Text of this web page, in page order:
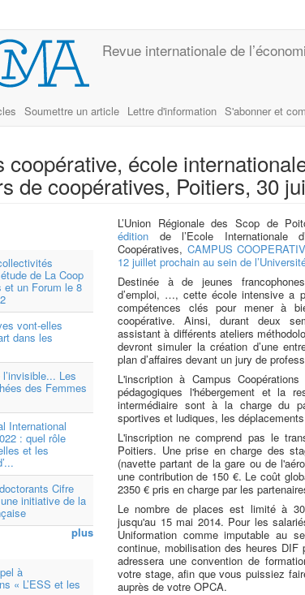
Revue internationale de
Soumettre un article Lettre d'information S'abonner et
coopérative, école
de coopératives, Poitiers, 30
de La Coop
et un Forum le 8
vont-elles
dans les
Les
des Femmes
International
: quel rôle
et les
Cifre
initiative de la
plus
à
« L’ESS et les
L’Union Régionale des Scop de
édition de l’Ecole Internationale
Coopératives, CAMPUS
12 juillet prochain au sein de
Destinée à de jeunes
d’emploi, …, cette école intensive a
compétences clés pour mener à
coopérative. Ainsi, durant deux
assistant à différents ateliers
devront simuler la création d’une
plan d’affaires devant un jury de
L'inscription à Campus
pédagogiques l'hébergement et la
intermédiaire sont à la charge du
sportives et ludiques, les
L'inscription ne comprend pas le
Poitiers. Une prise en charge des
(navette partant de la gare ou de
une contribution de 150 €. Le coût
2350 € pris en charge par les
Le nombre de places est limité à
jusqu'au 15 mai 2014. Pour les
Uniformation comme imputable au
continue, mobilisation des heures
adressera une convention de
votre stage, afin que vous puissiez
auprès de votre OPCA.